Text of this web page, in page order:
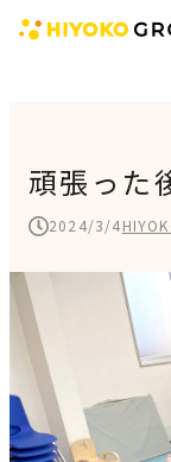
提供サービ
子
施設一覧
会社概要
お知らせ
採用情報
頑張った
2024/3/4